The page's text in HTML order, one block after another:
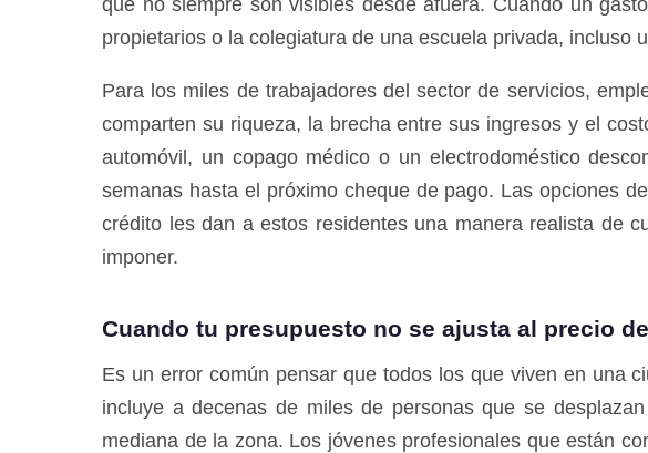
que no siempre son visibles desde afuera. Cuando un
propietarios o la colegiatura de una escuela privada,
Para los miles de trabajadores del sector de servicios,
comparten su riqueza, la brecha entre sus ingresos y el
automóvil, un copago médico o un electrodoméstico
semanas hasta el próximo cheque de pago. Las opciones
crédito les dan a estos residentes una manera realista de
imponer.
Cuando tu presupuesto no se ajusta al precio
Es un error común pensar que todos los que viven en una
incluye a decenas de miles de personas que se
mediana de la zona. Los jóvenes profesionales que están